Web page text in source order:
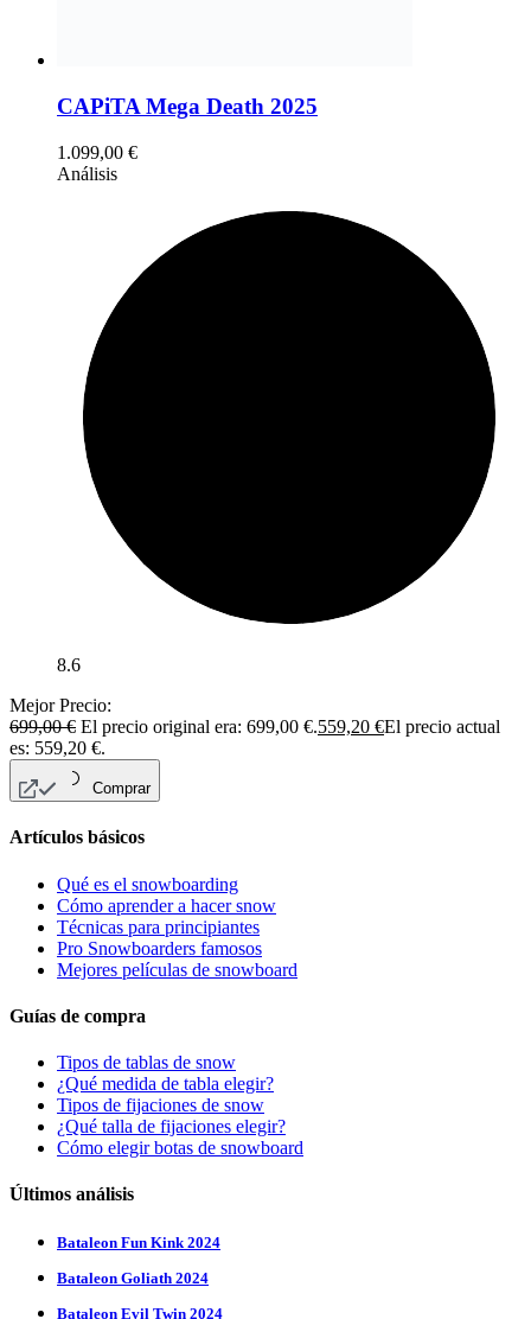
CAPiTA Mega Death 2025
1.099,00 €
Análisis
8.6
Mejor Precio:
699,00€ El precio original era: 699,00 €.559,20 €El precio actual
es: 559,20 €.
Comprar
Artículos básicos
Qué es el snowboarding
Cómo aprender a hacer snow
Técnicas para principiantes
Pro Snowboarders famosos
Mejores películas de snowboard
Guías de compra
Tipos de tablas de snow
¿Qué medida de tabla elegir?
Tipos de fijaciones de snow
¿Qué talla de fijaciones elegir?
Cómo elegir botas de snowboard
Últimos análisis
Bataleon Fun Kink 2024
Bataleon Goliath 2024
Bataleon Evil Twin 2024